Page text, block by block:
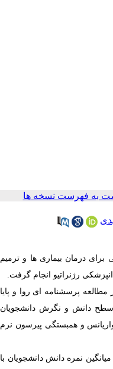
به فهرست نسخه ها
درمان بیماری ها و ترمیم
رژنراتیو انجام گرفت.
شد. ابزار مطالعه پرسشنامه ای روا و پایا
سطح دانش و نگرش دانشجویان
و همبستگی پیرسون نرم
نمره دانش دانشجویان با